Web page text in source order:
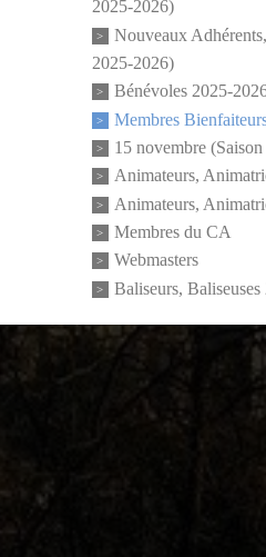
2025-2026)
Nouveaux
2025-2026)
Bénévoles 2025-
Membres
15 novembre
Animateurs,
Animateurs,
Membres du CA
Webmasters
Baliseurs, Baliseuses